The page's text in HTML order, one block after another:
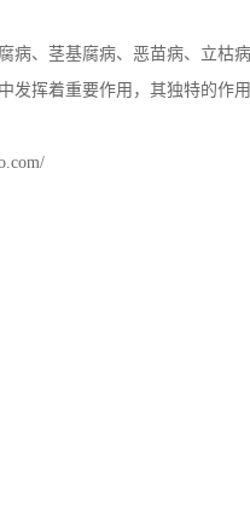
、茎基腐病、恶苗病、立枯
发挥着重要作用，其独特的作